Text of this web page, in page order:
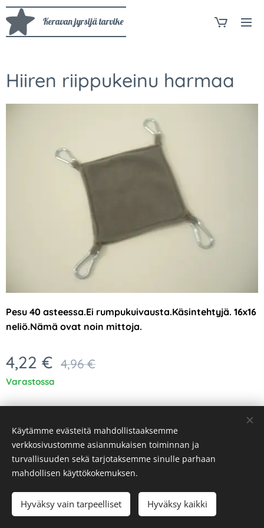
Keravan jyrsijä tarvike
Hiiren riippukeinu harmaa
Pesu 40 asteessa.Ei rumpukuivausta.Käsintehtyjä. 16x16
neliö.Nämä ovat noin mittoja.
4,22 € 4,96€
Varastossa
Lisää ostoskoriin
Evästeet
Käytämme evästeitä mahdollistaaksemme
verkkosivustomme asianmukaisen toiminnan ja
turvallisuuden sekä tarjotaksemme sinulle parhaan
mahdollisen käyttökokemuksen.
Hyväksy vain tarpeelliset Hyväksy kaikki